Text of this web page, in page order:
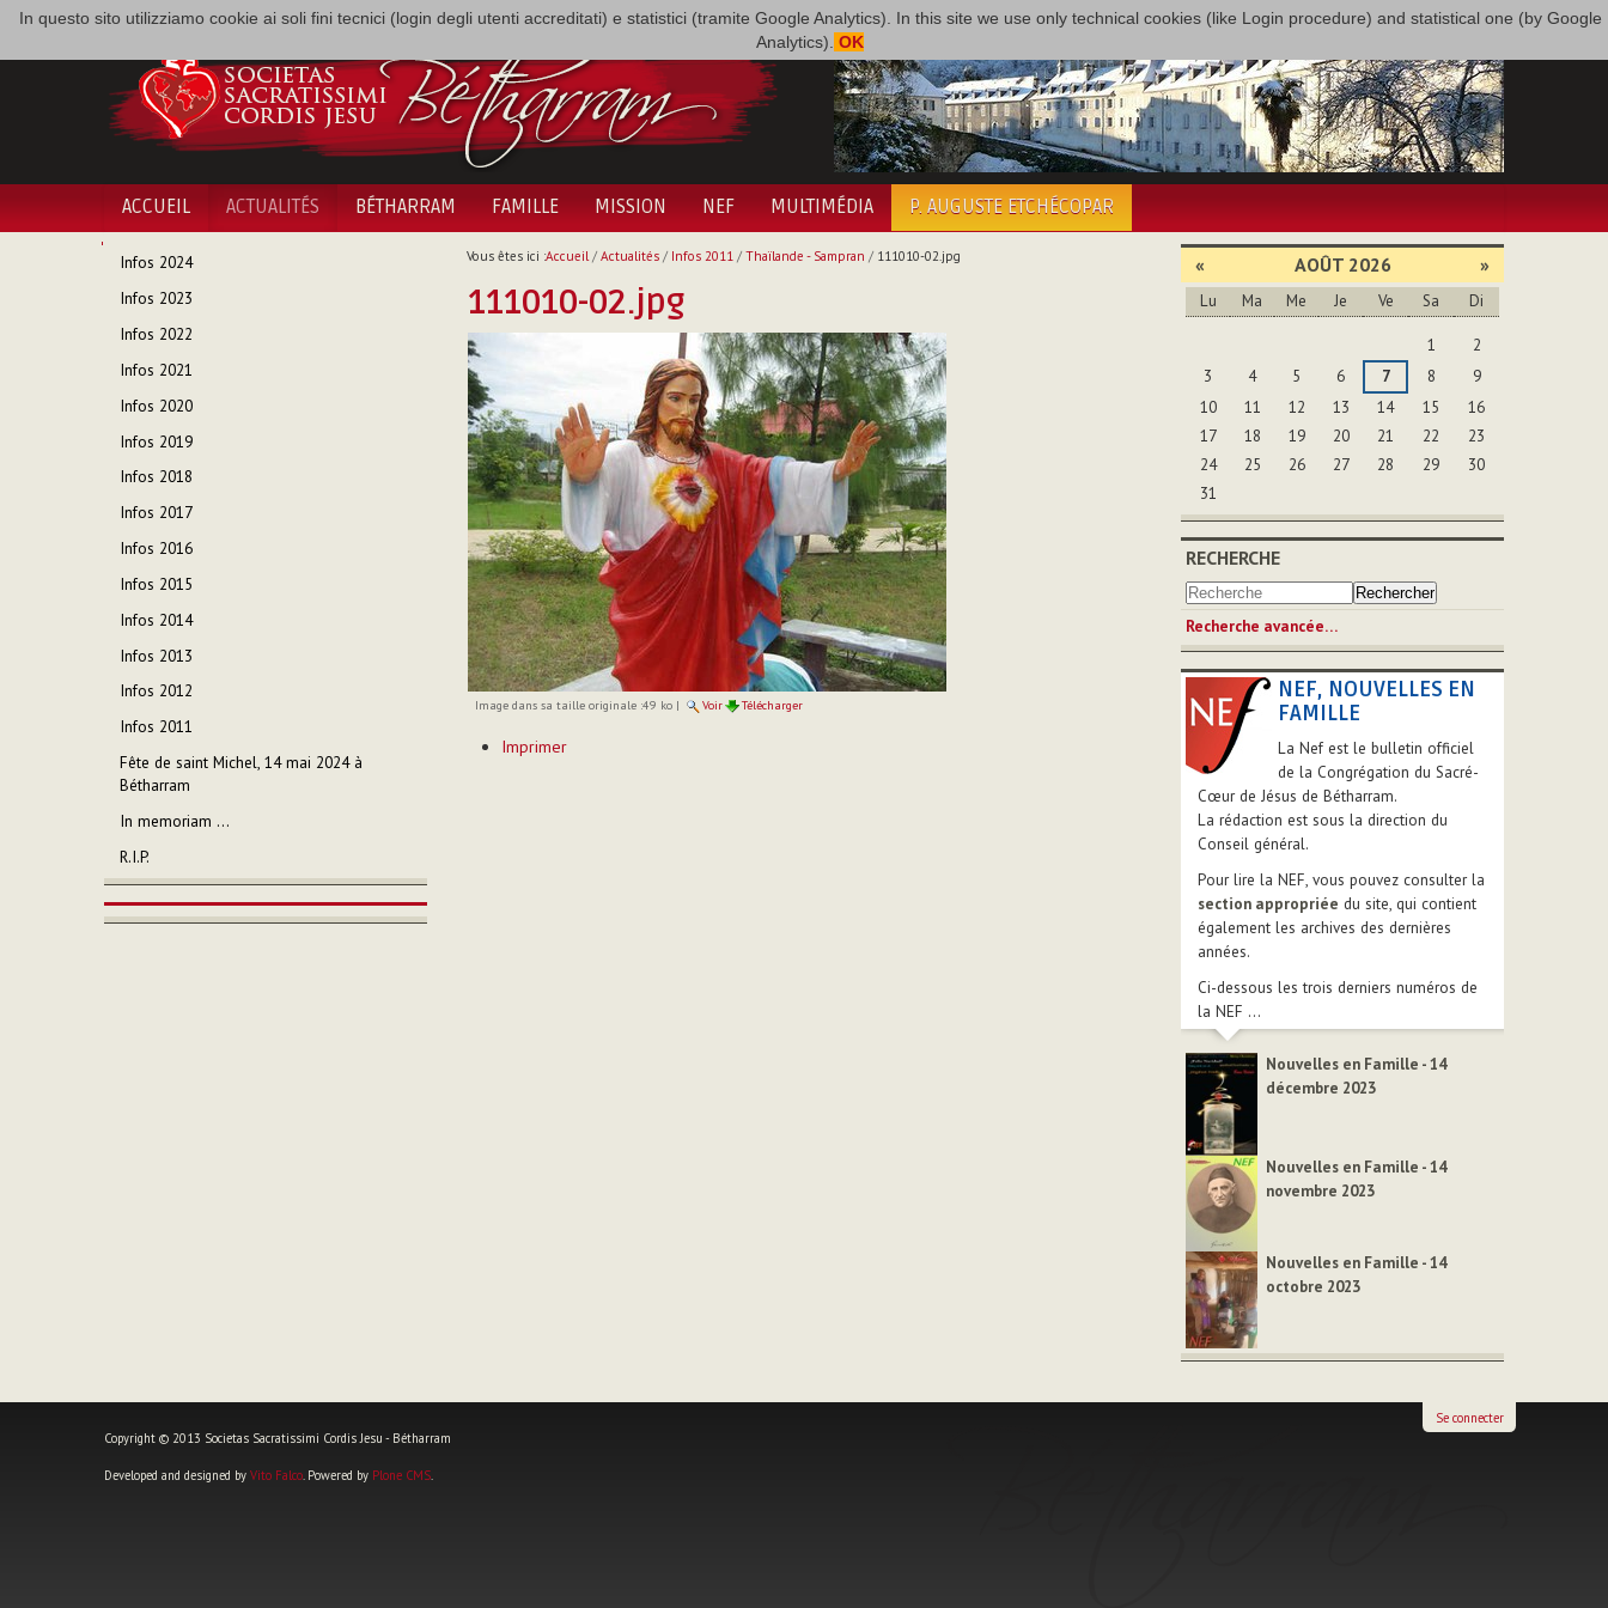
In questo sito utilizziamo cookie ai soli fini tecnici (login degli utenti accreditati) e statistici (tramite Google Analytics). In this site we use only technical cookies (like Login procedure) and statistical one (by Google
Analytics). OK
ACCUEIL ACTUALITÉS BÉTHARRAM FAMILLE MISSION NEF MULTIMÉDIA P. AUGUSTE ETCHÉCOPAR
NAVIGATION
Infos 2024
Infos 2023
Infos 2022
Infos 2021
Infos 2020
Infos 2019
Infos 2018
Infos 2017
Infos 2016
Infos 2015
Infos 2014
Infos 2013
Infos 2012
Infos 2011
Fête de saint Michel, 14 mai 2024 à
Bétharram
In memoriam ...
R.I.P.
Vous êtes ici :Accueil/ Actualités/ Infos 2011/ Thaïlande - Sampran / 111010-02.jpg
111010-02.jpg
Image dans sa taille originale :49 ko| Voir Télécharger
sur
Imprimer
« AOÛT 2026 »
Lu Ma Me Je Ve Sa Di
1
2
3
4 5 6 7 8
9
10
11 12 13 14 15
16
17
18 19 20 21 22
23
24
25 26 27 28 29
30
31
RECHERCHE
Recherche avancée…
NEF, NOUVELLES EN
FAMILLE
La Nef est le bulletin officiel
de la Congrégation du Sacré-
Cœur de Jésus de Bétharram.
La rédaction est sous la direction du
Conseil général.
Pour lire la NEF, vous pouvez consulter la
section appropriée du site, qui contient
également les archives des dernières
années.
Ci-dessous les trois derniers numéros de
la NEF ...
Nouvelles en Famille - 14
décembre 2023
Nouvelles en Famille - 14
novembre 2023
Nouvelles en Famille - 14
octobre 2023
Copyright © 2013 Societas Sacratissimi Cordis Jesu - Bétharram
Developed and designed by Vito Falco. Powered by Plone CMS.
Se connecter